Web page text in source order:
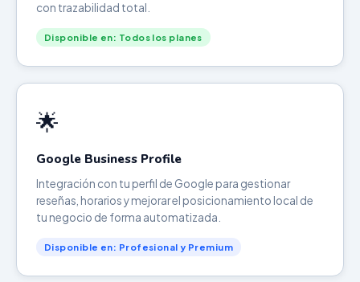
con trazabilidad total.
Disponible en: Todos los planes
🌟
Google Business Profile
Integración con tu perfil de Google para gestionar
reseñas, horarios y mejorar el posicionamiento local de
tu negocio de forma automatizada.
Disponible en: Profesional y Premium